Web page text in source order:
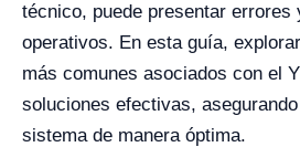
técnico, puede presentar errores
operativos. En esta guía,
más comunes asociados con el
soluciones efectivas, asegurando
sistema de manera óptima.